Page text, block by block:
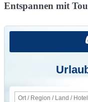
Entspannen mit